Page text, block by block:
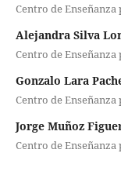
Centro de
Alejandra Silva
Centro de
Gonzalo Lara
Centro de
Jorge Muñoz
Centro de